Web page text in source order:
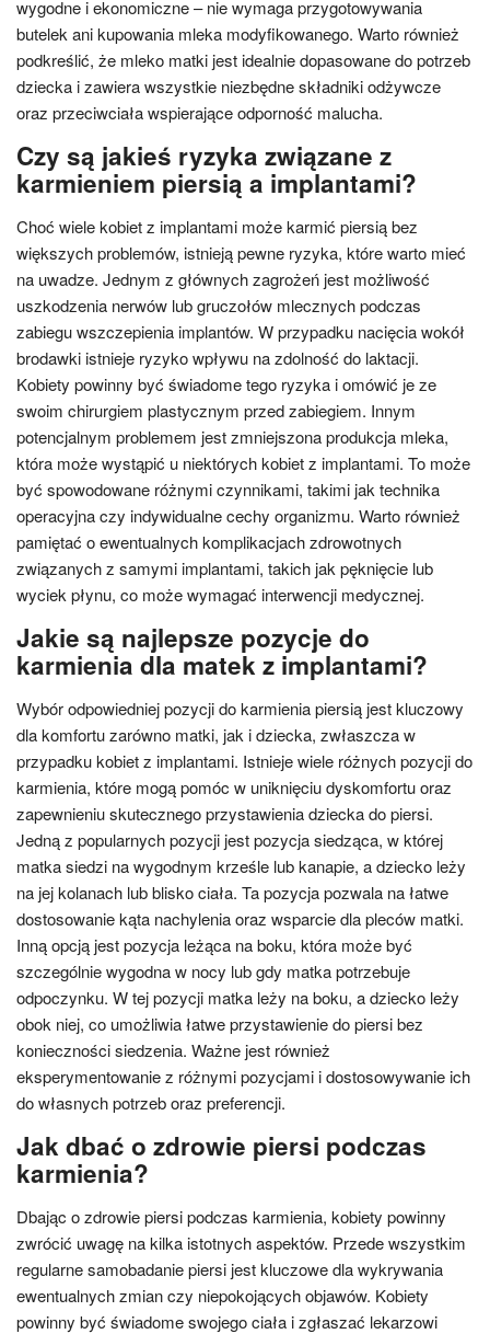
wygodne i ekonomiczne – nie wymaga przygotowywania
butelek ani kupowania mleka modyfikowanego. Warto również
podkreślić, że mleko matki jest idealnie dopasowane do potrzeb
dziecka i zawiera wszystkie niezbędne składniki odżywcze
oraz przeciwciała wspierające odporność malucha.
Czy są jakieś ryzyka związane z
karmieniem piersią a implantami?
Choć wiele kobiet z implantami może karmić piersią bez
większych problemów, istnieją pewne ryzyka, które warto mieć
na uwadze. Jednym z głównych zagrożeń jest możliwość
uszkodzenia nerwów lub gruczołów mlecznych podczas
zabiegu wszczepienia implantów. W przypadku nacięcia wokół
brodawki istnieje ryzyko wpływu na zdolność do laktacji.
Kobiety powinny być świadome tego ryzyka i omówić je ze
swoim chirurgiem plastycznym przed zabiegiem. Innym
potencjalnym problemem jest zmniejszona produkcja mleka,
która może wystąpić u niektórych kobiet z implantami. To może
być spowodowane różnymi czynnikami, takimi jak technika
operacyjna czy indywidualne cechy organizmu. Warto również
pamiętać o ewentualnych komplikacjach zdrowotnych
związanych z samymi implantami, takich jak pęknięcie lub
wyciek płynu, co może wymagać interwencji medycznej.
Jakie są najlepsze pozycje do
karmienia dla matek z implantami?
Wybór odpowiedniej pozycji do karmienia piersią jest kluczowy
dla komfortu zarówno matki, jak i dziecka, zwłaszcza w
przypadku kobiet z implantami. Istnieje wiele różnych pozycji do
karmienia, które mogą pomóc w uniknięciu dyskomfortu oraz
zapewnieniu skutecznego przystawienia dziecka do piersi.
Jedną z popularnych pozycji jest pozycja siedząca, w której
matka siedzi na wygodnym krześle lub kanapie, a dziecko leży
na jej kolanach lub blisko ciała. Ta pozycja pozwala na łatwe
dostosowanie kąta nachylenia oraz wsparcie dla pleców matki.
Inną opcją jest pozycja leżąca na boku, która może być
szczególnie wygodna w nocy lub gdy matka potrzebuje
odpoczynku. W tej pozycji matka leży na boku, a dziecko leży
obok niej, co umożliwia łatwe przystawienie do piersi bez
konieczności siedzenia. Ważne jest również
eksperymentowanie z różnymi pozycjami i dostosowywanie ich
do własnych potrzeb oraz preferencji.
Jak dbać o zdrowie piersi podczas
karmienia?
Dbając o zdrowie piersi podczas karmienia, kobiety powinny
zwrócić uwagę na kilka istotnych aspektów. Przede wszystkim
regularne samobadanie piersi jest kluczowe dla wykrywania
ewentualnych zmian czy niepokojących objawów. Kobiety
powinny być świadome swojego ciała i zgłaszać lekarzowi